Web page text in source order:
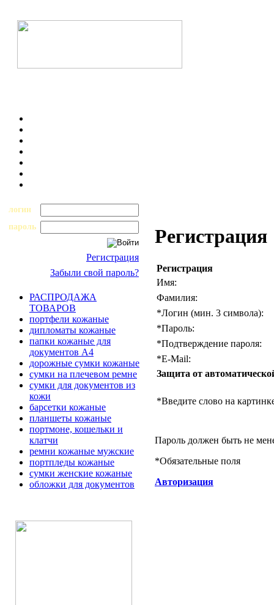
логин
пароль
Регистрация
Забыли свой пароль?
РАСПРОДАЖА
ТОВАРОВ
портфели кожаные
дипломаты кожаные
папки кожаные для
документов А4
дорожные сумки кожаные
сумки на плечевом ремне
сумки для документов из
кожи
барсетки кожаные
планшеты кожаные
портмоне, кошельки и
клатчи
ремни кожаные мужские
портпледы кожаные
сумки женские кожаные
обложки для документов
Регистрация
Регистрация
Имя:
Фамилия:
*Логин (мин. 3 символа):
*Пароль:
*Подтверждение пароля:
*E-Mail:
Защита от
*Введите слово на
Пароль должен быть не
*Обязательные поля
Авторизация